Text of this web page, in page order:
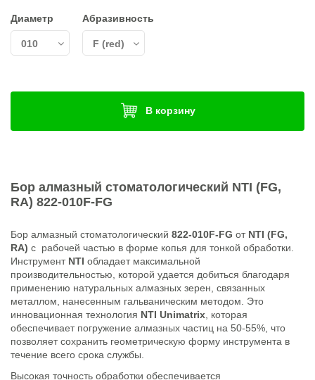
Диаметр Абразивность
В корзину
Бор алмазный стоматологический NTI (FG,
RA) 822-010F-FG
Бор алмазный стоматологический 822-010F-FG от NTI (FG,
RA) с рабочей частью в форме копья для тонкой обработки.
Инструмент NTI обладает максимальной
производительностью, которой удается добиться благодаря
применению натуральных алмазных зерен, связанных
металлом, нанесенным гальваническим методом. Это
инновационная технология NTI Unimatrix , которая
обеспечивает погружение алмазных частиц на 50-55%, что
позволяет сохранить геометрическую форму инструмента в
течение всего срока службы.
Высокая точность обработки обеспечивается